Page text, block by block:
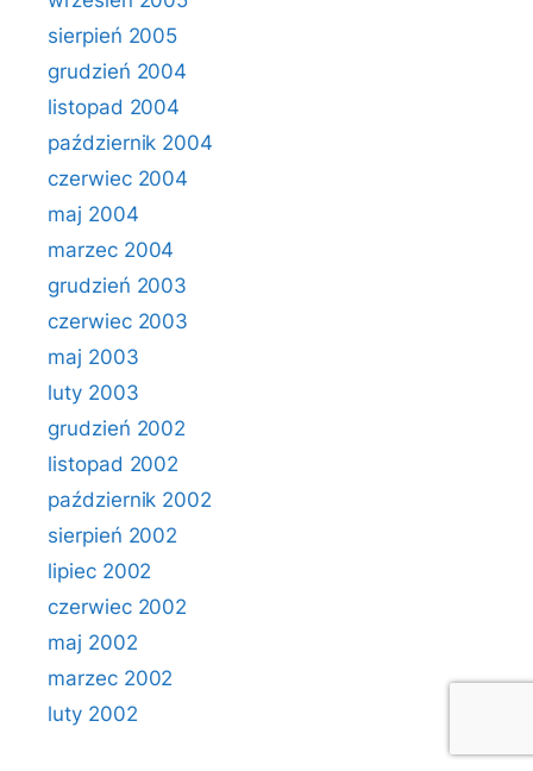
sierpień 2005
grudzień 2004
listopad 2004
październik 2004
czerwiec 2004
maj 2004
marzec 2004
grudzień 2003
czerwiec 2003
maj 2003
luty 2003
grudzień 2002
listopad 2002
październik 2002
sierpień 2002
lipiec 2002
czerwiec 2002
maj 2002
marzec 2002
luty 2002